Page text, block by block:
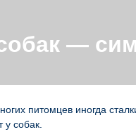
—
питомцев иногда
у собак.